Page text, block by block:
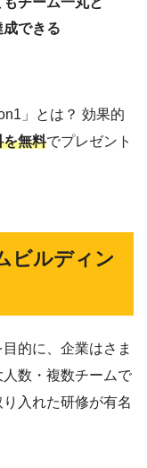
できる
」とは？ 効果的
を無料でプレゼント
ビルディン
的に、企業はさま
数・複数チームで
入れた研修が有名